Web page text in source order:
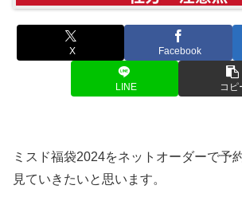
X Facebook
LINE コピ
ミスド福袋2024をネットオーダーで予
見ていきたいと思います。